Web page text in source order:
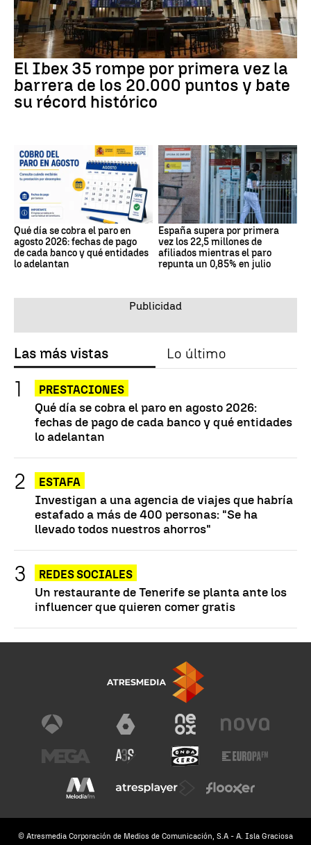
El Ibex 35 rompe por primera vez la
barrera de los 20.000 puntos y bate
su récord histórico
Qué día se cobra el paro en
agosto 2026: fechas de pago
de cada banco y qué entidades
lo adelantan
España supera por primera
vez los 22,5 millones de
afiliados mientras el paro
repunta un 0,85% en julio
Las más vistas Lo último
PRESTACIONES
Qué día se cobra el paro en agosto 2026:
fechas de pago de cada banco y qué entidades
lo adelantan
ESTAFA
Investigan a una agencia de viajes que habría
estafado a más de 400 personas: "Se ha
llevado todos nuestros ahorros"
REDES SOCIALES
Un restaurante de Tenerife se planta ante los
influencer que quieren comer gratis
© Atresmedia Corporación de Medios de Comunicación, S.A - A. Isla Graciosa